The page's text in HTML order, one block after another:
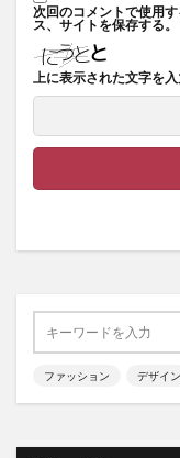
次回のコメントで使用
ス、サイトを保存する。
上に表示された文字を
ファッション デザイン